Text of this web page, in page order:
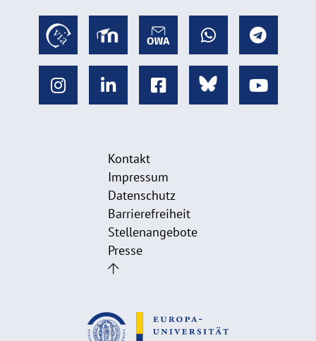
Kontakt
Impressum
Datenschutz
Barrierefreiheit
Stellenangebote
Presse